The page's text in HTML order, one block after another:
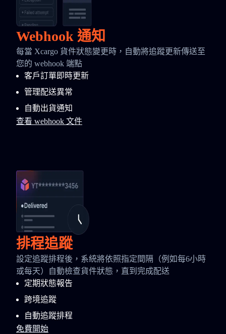
Webhook 通知
每當 Xcargo 貨件狀態變更時，自動將追蹤更新傳送至
您的 webhook 端點
客戶訂單即時更新
管理配送異常
自動出貨通知
查看 webhook 文件
排程追蹤
設定追蹤排程後，系統將依照指定間隔（例如每6小時
或每天）自動檢查貨件狀態，直到完成配送
定期狀態報告
跨境追蹤
自動追蹤排程
免費開始